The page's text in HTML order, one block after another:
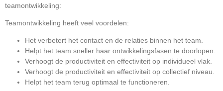
teamontwikkeling:
Teamontwikkeling heeft veel voordelen:
Het verbetert het contact en de relaties binnen het team.
Helpt het team sneller haar ontwikkelingsfasen te doorlopen.
Verhoogt de productiviteit en effectiviteit op individueel vlak.
Verhoogt de productiviteit en effectiviteit op collectief niveau.
Helpt het team terug optimaal te functioneren.